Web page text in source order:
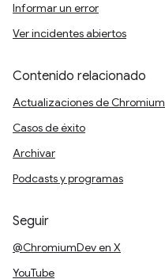
Informar un error
Ver incidentes abiertos
Contenido relacionado
Actualizaciones de Chromium
Casos de éxito
Archivar
Podcasts y programas
Seguir
@ChromiumDev en X
YouTube